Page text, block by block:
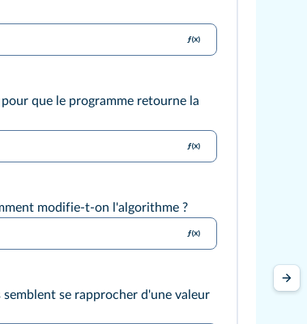
que le programme retourne la
modifie-t-on l'algorithme ?
semblent se rapprocher d'une valeur